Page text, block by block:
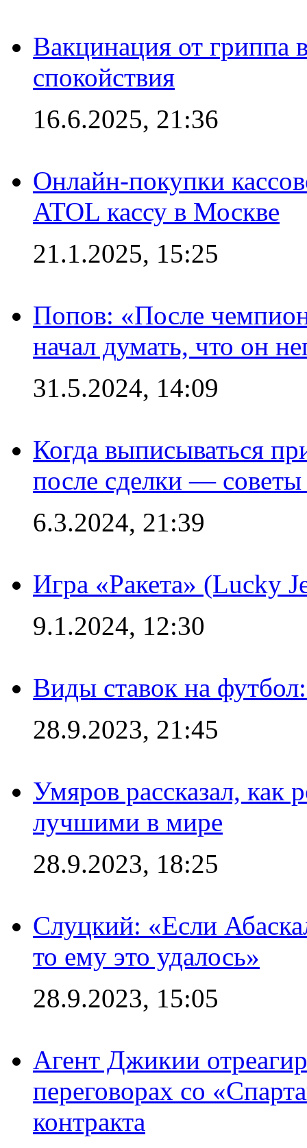
Вакцинация от гриппа
спокойствия
16.6.2025, 21:36
Онлайн-покупки
ATOL кассу в Москве
21.1.2025, 15:25
Попов: «После
начал думать, что он
31.5.2024, 14:09
Когда выписываться
после сделки —
6.3.2024, 21:39
Игра «Ракета» (Lucky
9.1.2024, 12:30
Виды ставок на
28.9.2023, 21:45
Умяров рассказал, как
лучшими в мире
28.9.2023, 18:25
Слуцкий: «Если
то ему это удалось»
28.9.2023, 15:05
Агент Джикии
переговорах со
контракта